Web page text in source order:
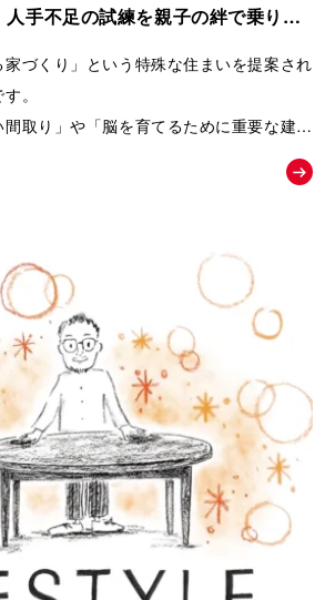
一方的に伝えるのではなく、友人との会話
りを進めていく流れを描くことで、企業へ
よう設計しています。
客様の声や、会社の理念・アフターメンテ
やかに暮らせる家とは何か」
通して伝え、共感した方が「まずは勉強会
と自然に行動したくなることを目指した
®︎」です。
手不足の試練を親子の絆で乗り越
家づくり」という特殊な住まいを提案され
。
間取り」や「脳を育てるために重要な建材
知されていないことを、わかりやすくお客